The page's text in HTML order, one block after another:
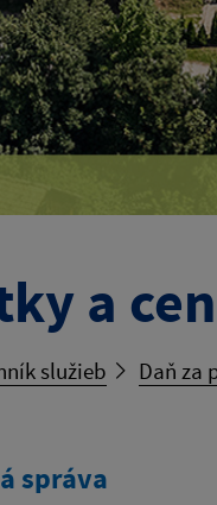
a
služieb Daň za
správa